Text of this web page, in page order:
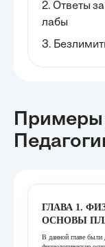
2. Ответы
лабы
3.
Примеры
ГЛАВА 1.
ОСНОВЫ
В данной главе были